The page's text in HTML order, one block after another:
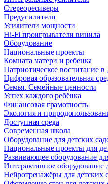
Стереоресиверы
Предусилители
Усилители мощности
Hi-Fi проигрыватели винила
Оборудование
Национальные проекты
Комната матери и ребенка
Патриотическое воспитание
Цифровая образовательная
Семья. Семейные ценности
Успех каждого ребёнка
Финансовая грамотность
Экология и
Доступная среда
Современная школа
Оборудование для детских
Национальные проекты для
Развивающее оборудование
Интерактивное оборудование
Нейротренажёры для детских